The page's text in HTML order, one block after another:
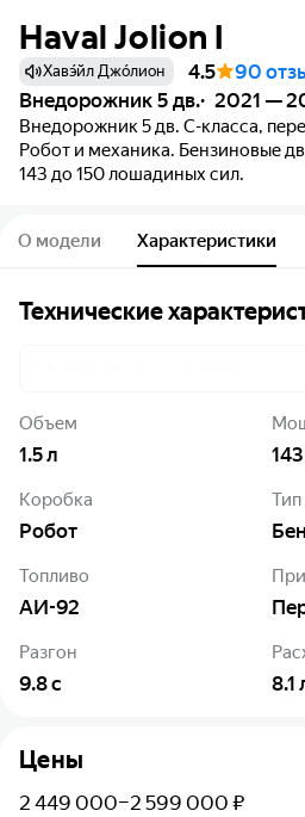
Haval Jolion I
Хавэ́йл Джо́лион 4.5
90
Внедорожник 5 дв. 2021 —
Внедорожник 5 дв. C-класса,
Робот и механика. Бензиновые
143 до 150 лошадиных сил.
О модели Характеристики
Технические
1.5 AMT 143 л.с. – Elite
Объем
1.5л 143
Коробка
Робот
Тип
Топливо
АИ-92
Разгон
9.8с 8.1
Цены
2 449 000–2 599 000 ₽